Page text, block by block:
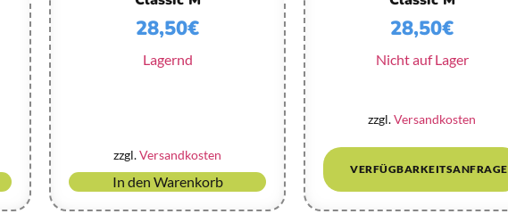
28,50€
Lagernd
zzgl.Versandkosten
In den Warenkorb
28,50€
Nicht auf Lager
zzgl.Versandkosten
VERFÜGBARKEITSANFRAGE